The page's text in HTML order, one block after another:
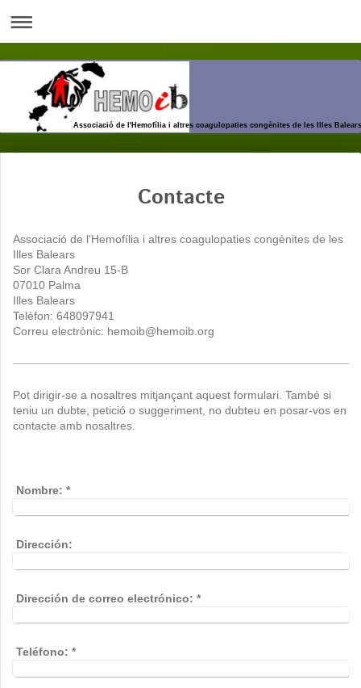
Associació de l'Hemofília i altres coagulopaties congènites de les Illes Balears
Contacte
Associació de l'Hemofília i altres coagulopaties congènites de les
Illes Balears
Sor Clara Andreu 15-B
07010 Palma
Illes Balears
Telèfon: 648097941
Correu electrònic: hemoib@hemoib.org
Pot dirigir-se a nosaltres mitjançant aquest formulari. També si
teniu un dubte, petició o suggeriment, no dubteu en posar-vos en
contacte amb nosaltres.
Nombre: *
Dirección:
Dirección de correo electrónico: *
Teléfono: *